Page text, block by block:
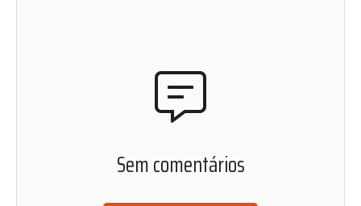
nosso conteúdo. Leia, curta, favorite e compartilhe as
matérias de Radis de onde você estiver.
ACESSAR ÁREA DO ASSINANTE
Sem comentários